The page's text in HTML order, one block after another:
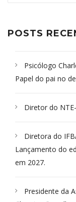
POSTS
Psicólogo
Papel do pai no
Diretor do
Diretora do
Lançamento do
em 2027.
Presidente da